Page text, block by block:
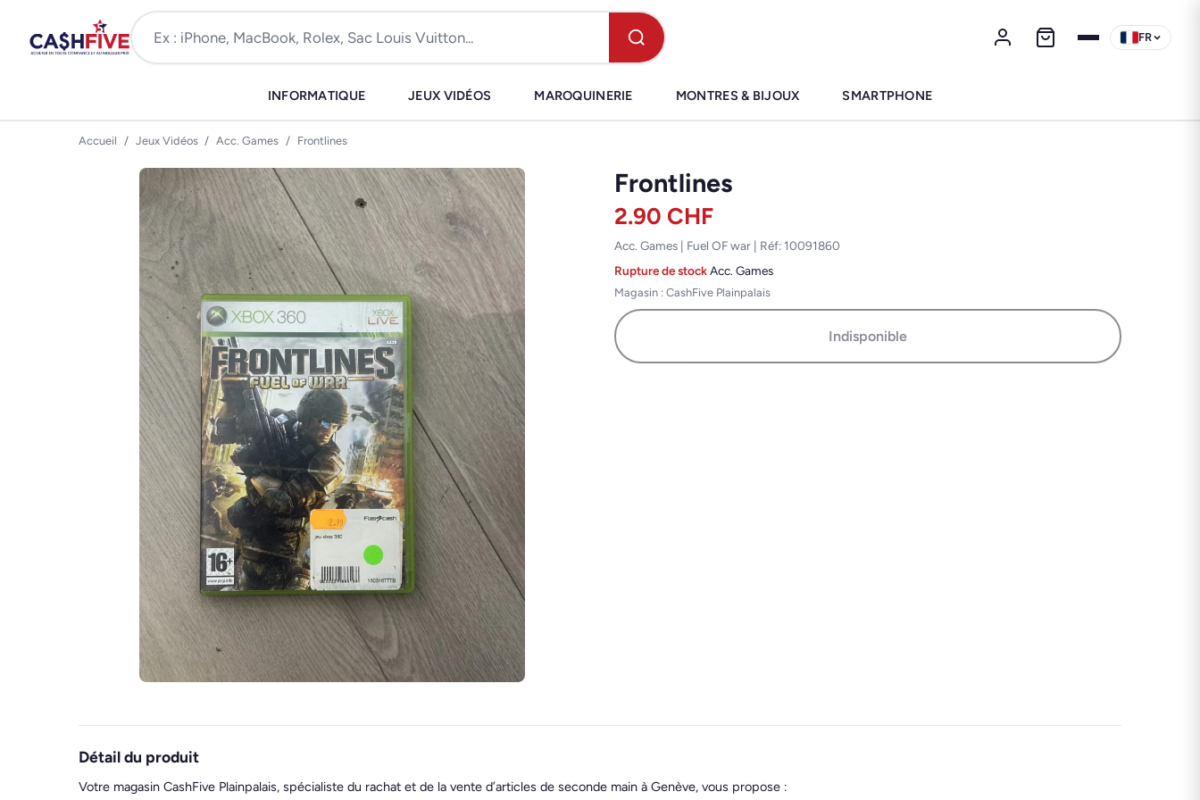
FR
INFORMATIQUE JEUX VIDÉOS MAROQUINERIE MONTRES & BIJOUX SMARTPHONE
Accueil / Jeux Vidéos / Acc. Games / Frontlines
Frontlines
2.90 CHF
Acc. Games | Fuel OF war | Réf: 10091860
Rupture de stock·Acc. Games
Magasin : CashFive Plainpalais
Indisponible
Détail du produit
Votre magasin CashFive Plainpalais, spécialiste du rachat et de la vente d’articles de seconde main à Genève, vous propose :